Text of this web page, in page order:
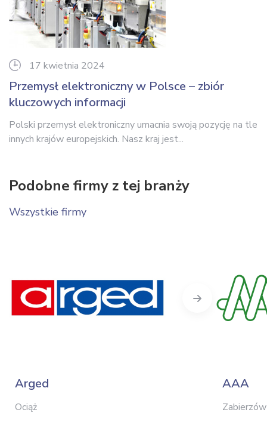
17 kwietnia 2024
Przemysł elektroniczny w Polsce – zbiór
kluczowych informacji
Polski przemysł elektroniczny umacnia swoją pozycję na tle
innych krajów europejskich. Nasz kraj jest...
Podobne firmy z tej branży
Wszystkie firmy
Arged
Ociąż
AAA
Zabierzów
Next